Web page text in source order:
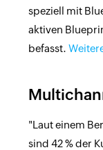
speziell mit
aktiven
befasst.
"Laut einem
sind 42 % der